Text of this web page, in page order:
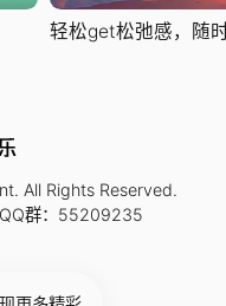
轻松get松弛感，随
All Rights Reserved.
群：55209235